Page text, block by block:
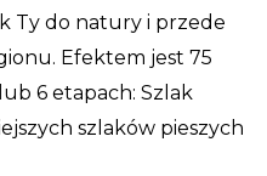
Ty do natury i przede
Efektem jest 75
6 etapach: Szlak
szlaków pieszych